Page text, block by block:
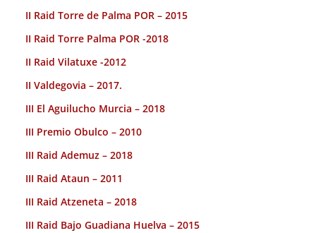
II Raid Torre de Palma POR – 2015
II Raid Torre Palma POR -2018
II Raid Vilatuxe -2012
II Valdegovia – 2017.
III El Aguilucho Murcia – 2018
III Premio Obulco – 2010
III Raid Ademuz – 2018
III Raid Ataun – 2011
III Raid Atzeneta – 2018
III Raid Bajo Guadiana Huelva – 2015